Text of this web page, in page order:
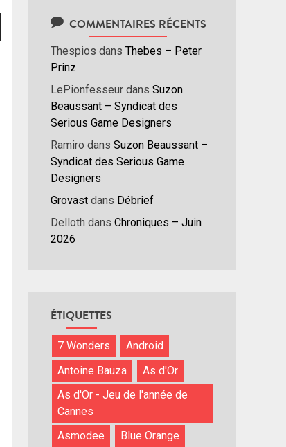
COMMENTAIRES RÉCENTS
Thespios dans Thebes – Peter
Prinz
LePionfesseur dans Suzon
Beaussant – Syndicat des
Serious Game Designers
Ramiro dans Suzon Beaussant –
Syndicat des Serious Game
Designers
Grovast dans Débrief
Delloth dans Chroniques – Juin
2026
ÉTIQUETTES
7 Wonders
Android
Antoine Bauza
As d'Or
As d'Or - Jeu de l'année de
Cannes
Asmodee
Blue Orange